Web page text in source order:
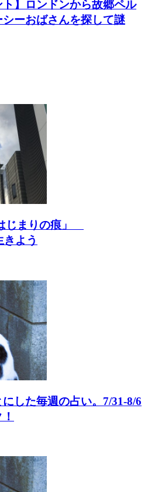
ト】ロンドンから故郷ペル
ーおばさんを探して謎
じまりの痕」
きよう
した毎週の占い。7/31-8/6